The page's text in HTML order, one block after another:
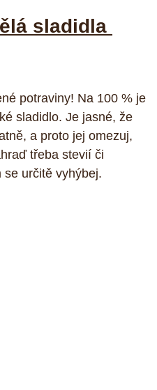
sladidla
potraviny! Na 100 % je
sladidlo. Je jasné, že
a proto jej omezuj,
třeba stevií či
určitě vyhýbej.